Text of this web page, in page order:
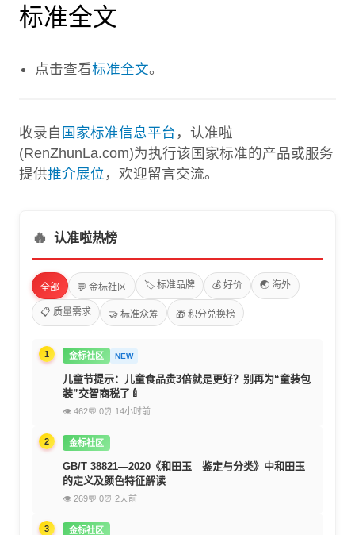
标准全文
点击查看标准全文。
收录自 国家标准信息平台 ，认准啦
(RenZhunLa.com)为执行该国家标准的产品或服务
提供推介展位 ，欢迎留言交流。
🔥 认准啦热榜
全部 💬 金标社区 🏷️ 标准品牌 💰 好价 🌏 海外
📋 质量需求 🤝 标准众筹 🎁 积分兑换榜
1 金标社区 NEW
儿童节提示：儿童食品贵3倍就是更好？别再为“童装包
装”交智商税了🍼
👁 462💬 0⏰ 14小时前
2 金标社区
GB/T 38821—2020《和田玉 鉴定与分类》中和田玉
的定义及颜色特征解读
👁 269💬 0⏰ 2天前
3 金标社区